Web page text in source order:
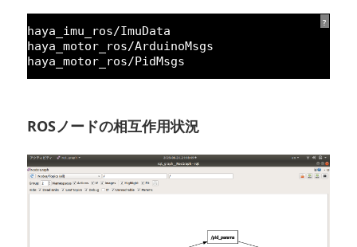
?
haya_imu_ros/ImuData
haya_motor_ros/ArduinoMsgs
haya_motor_ros/PidMsgs
ROSノードの相互作用状況